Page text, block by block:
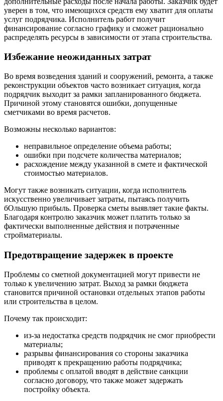
уверен в том, что имеющихся средств ему хватит для оплаты
услуг подрядчика. Исполнитель работ получит
финансирование согласно графику и сможет рационально
распределять ресурсы в зависимости от этапа строительства.
Избежание неожиданных затрат
Во время возведения зданий и сооружений, ремонта, а также
реконструкции объектов часто возникает ситуация, когда
подрядчик выходит за рамки запланированного бюджета.
Причиной этому становятся ошибки, допущенные
сметчиками во время расчетов.
Возможны несколько вариантов:
неправильное определение объема работы;
ошибки при подсчете количества материалов;
расхождение между указанной в смете и фактической
стоимостью материалов.
Могут также возникать ситуации, когда исполнитель
искусственно увеличивает затраты, пытаясь получить
бОльшую прибыль. Проверка сметы выявляет такие факты.
Благодаря контролю заказчик может платить только за
фактически выполненные действия и потраченные
стройматериалы.
Предотвращение задержек в проекте
Проблемы со сметной документацией могут привести не
только к увеличению затрат. Выход за рамки бюджета
становится причиной остановки отдельных этапов работы
или строительства в целом.
Почему так происходит:
из-за недостатка средств подрядчик не смог приобрести
материалы;
разрывы финансирования со стороны заказчика
приводят к прекращению работы подрядчика;
проблемы с оплатой вводят в действие санкции
согласно договору, что также может задержать
постройку объекта.